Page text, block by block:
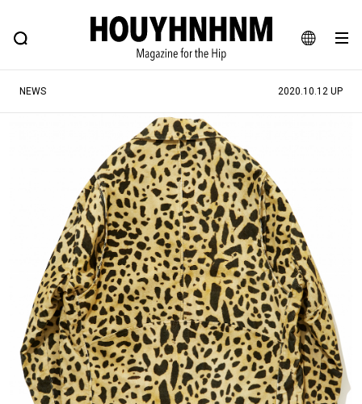
JA
EN
FEATURE BLOG SNAP
ヒップなファッション、カルチャー、ライフスタイルWEBマガジン
#SHOPPING ADDICT #憧れの逸品
#ESSENTIAL DESIGNS #古着サミット
#NEW VINTAGE #マイナーグッド図鑑
#路地裏てぃーん。 #MONTHLY JOURNAL
#GH 銘品の所以 #フイナムのYouTube
#Commune H #FOCUS IT #AH.H
#ととけん #FASHION #MUSIC #MOVIE
#LIFESTYLE #SNEAKER #OUTDOOR
#SPORTS #HANDSOME HANDBOOK
NEWS 2020.10.12 UP